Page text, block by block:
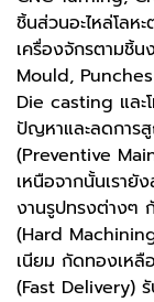
ชิ้นส่วนอะไหล่โล
เครื่องจักรตามชิ้
Mould,
Die casting และ
ปัญหาและลดการสู
(Preventive
เหนือจากนั้นเรา
งานรูปทรงต่างๆ
(Hard
เนียม กัดทองเห
(Fast Delivery)